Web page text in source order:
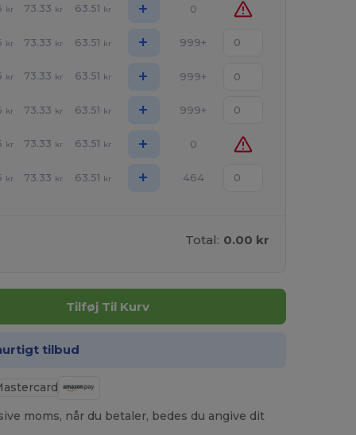
kr 73.33 kr 63.51 kr + 0
kr 73.33 kr 63.51 kr + 999+
kr 73.33 kr 63.51 kr + 999+
kr 73.33 kr 63.51 kr + 999+
kr 73.33 kr 63.51 kr + 0
kr 73.33 kr 63.51 kr + 464
Total: 0.00 kr
Tilføj Til Kurv
tilbud
moms, når du betaler, bedes du angive dit